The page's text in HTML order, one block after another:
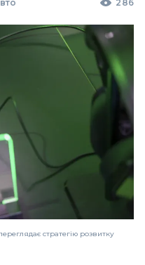
286
стратегію розвитку